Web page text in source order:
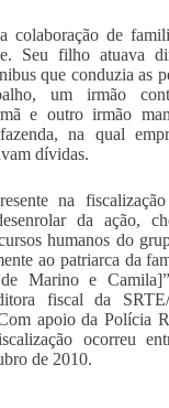
colaboração de
Seu filho atuava
que conduzia as
um irmão
e outro irmão
na qual
dívidas.
na
da ação,
humanos do
ao patriarca da
Marino e
fiscal da
apoio da Polícia
ocorreu
de 2010.